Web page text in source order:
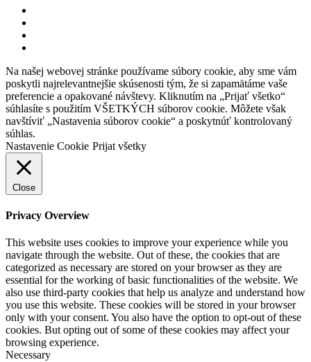
Na našej webovej stránke používame súbory cookie, aby sme vám
poskytli najrelevantnejšie skúsenosti tým, že si zapamätáme vaše
preferencie a opakované návštevy. Kliknutím na „Prijať všetko“
súhlasíte s použitím VŠETKÝCH súborov cookie. Môžete však
navštíviť „Nastavenia súborov cookie“ a poskytnúť kontrolovaný
súhlas.
Nastavenie Cookie Prijat všetky
Close
Privacy Overview
This website uses cookies to improve your experience while you
navigate through the website. Out of these, the cookies that are
categorized as necessary are stored on your browser as they are
essential for the working of basic functionalities of the website. We
also use third-party cookies that help us analyze and understand how
you use this website. These cookies will be stored in your browser
only with your consent. You also have the option to opt-out of these
cookies. But opting out of some of these cookies may affect your
browsing experience.
Necessary